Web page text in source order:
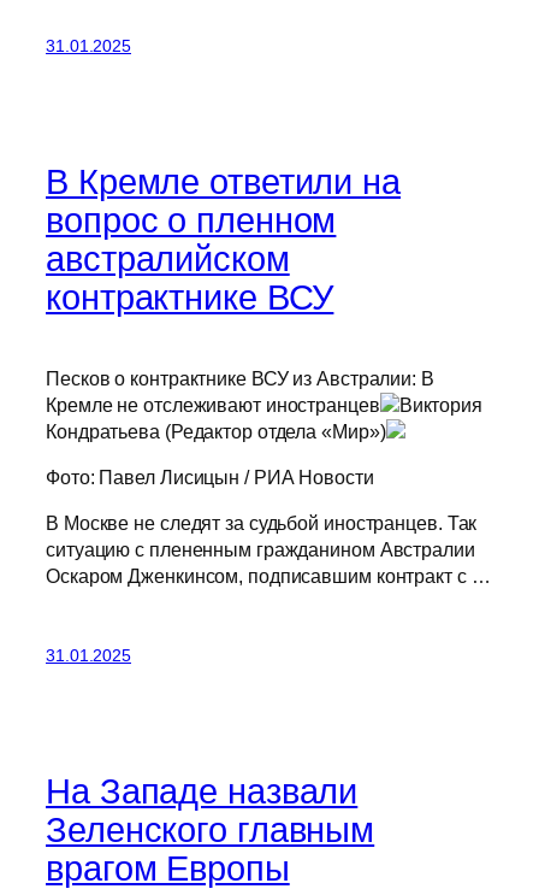
31.01.2025
В Кремле ответили на
вопрос о пленном
австралийском
контрактнике ВСУ
Песков о контрактнике ВСУ из Австралии: В
Кремле не отслеживают иностранцев
Виктория
Кондратьева (Редактор отдела «Мир»)
Фото: Павел Лисицын / РИА Новости
В Москве не следят за судьбой иностранцев. Так
ситуацию с плененным гражданином Австралии
Оскаром Дженкинсом, подписавшим контракт с …
31.01.2025
На Западе назвали
Зеленского главным
врагом Европы